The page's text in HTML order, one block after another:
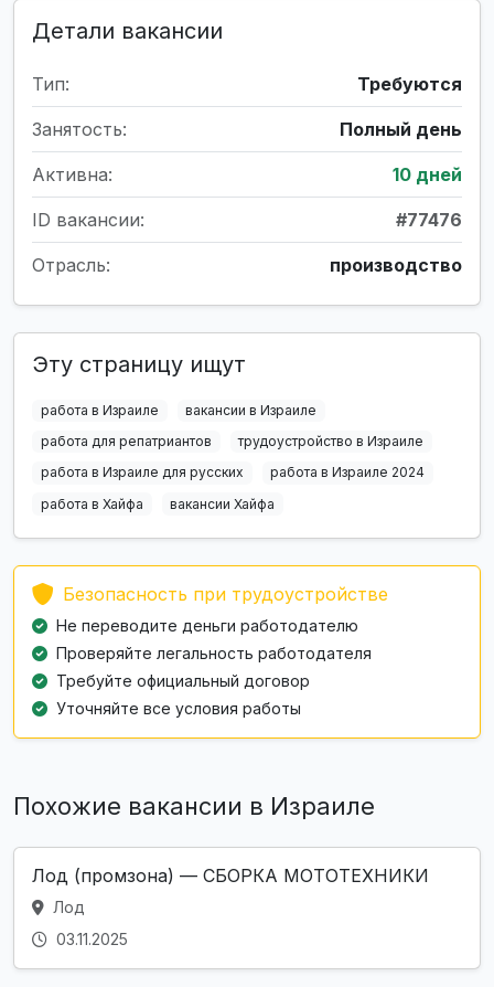
Детали вакансии
Тип: Требуются
Занятость: Полный день
Активна: 10 дней
ID вакансии: #77476
Отрасль: производство
Эту страницу ищут
работа в Израиле
вакансии в Израиле
работа для репатриантов
трудоустройство в Израиле
работа в Израиле для русских
работа в Израиле 2024
работа в Хайфа
вакансии Хайфа
Безопасность при трудоустройстве
Не переводите деньги работодателю
Проверяйте легальность работодателя
Требуйте официальный договор
Уточняйте все условия работы
Похожие вакансии в Израиле
Лод (промзона) — СБОРКА МОТОТЕХНИКИ
Лод
03.11.2025